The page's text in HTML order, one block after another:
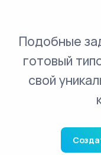
Подобные
готовый
свой